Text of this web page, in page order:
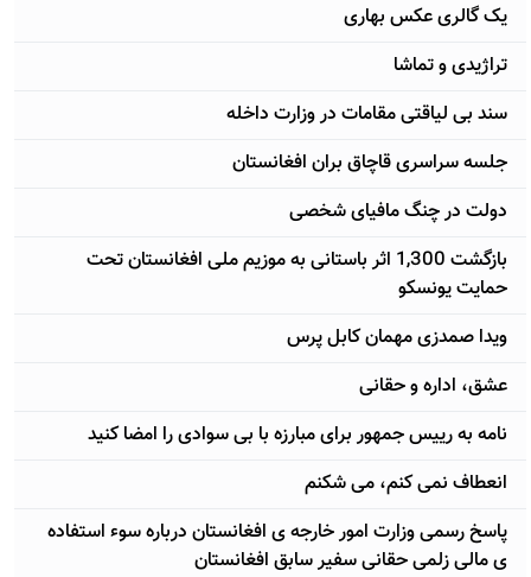
يک گالری عکس بهاری
تراژیدی و تماشا
سند بی لياقتی مقامات در وزارت داخله
جلسه سراسری قاچاق بران افغانستان
دولت در چنگ مافیای شخصی
بازگشت 1,300 اثر باستانی به موزیم ملی افغانستان تحت
حمایت یونسکو
ویدا صمدزی مهمان کابل پرس
عشق، اداره و حقانی
نامه به رييس جمهور برای مبارزه با بی سوادی را امضا کنيد
انعطاف نمی کنم، می شکنم
پاسخ رسمی وزارت امور خارجه ی افغانستان درباره سوء استفاده
ی مالی زلمی حقانی سفير سابق افغانستان